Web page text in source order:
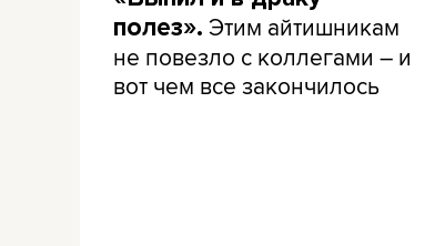
полез». Этим айтишникам
не повезло с коллегами – и
вот чем все закончилось